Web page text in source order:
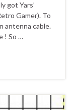
got Yars’
Gamer). To
antenna cable.
! So …